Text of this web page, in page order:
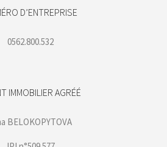
D’ENTREPRISE
0562.800.532
IMMOBILIER AGRÉÉ
BELOKOPYTOVA